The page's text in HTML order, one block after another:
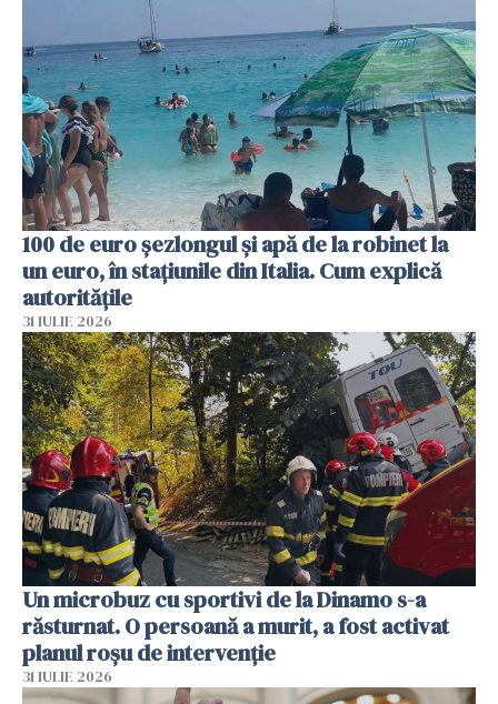
100 de euro șezlongul și apă de la robinet la
un euro, în stațiunile din Italia. Cum explică
autoritățile
31 IULIE 2026
Un microbuz cu sportivi de la Dinamo s-a
răsturnat. O persoană a murit, a fost activat
planul roșu de intervenție
31 IULIE 2026